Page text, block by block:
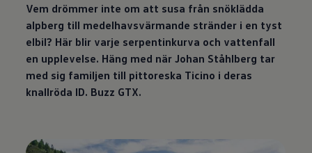
Vem drömmer inte om att susa från snöklädda
alpberg till medelhavsvärmande stränder i en tyst
elbil? Här blir varje serpentinkurva och vattenfall
en upplevelse. Häng med när Johan Ståhlberg tar
med sig familjen till pittoreska Ticino i deras
knallröda ID. Buzz GTX.